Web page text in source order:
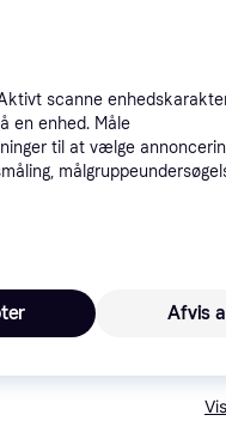
scanne
en enhed. Måle
til at vælge
Afvis